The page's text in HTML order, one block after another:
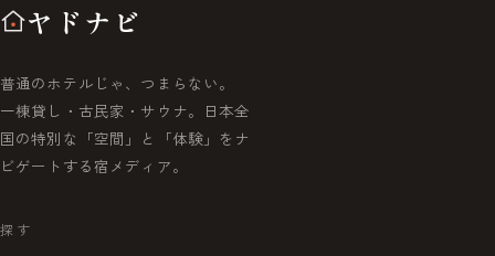
ヤドナビ
普通のホテルじゃ、つまらない。
一棟貸し・古民家・サウナ。日本全
国の特別な「空間」と「体験」をナ
ビゲートする宿メディア。
探す